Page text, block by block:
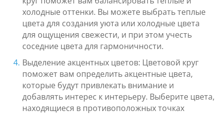
холодные оттенки. Вы можете выбрать теплые
цвета для создания уюта или холодные цвета
для ощущения свежести, и при этом учесть
соседние цвета для гармоничности.
Выделение акцентных цветов: Цветовой круг
поможет вам определить акцентные цвета,
которые будут привлекать внимание и
добавлять интерес к интерьеру. Выберите цвета,
находящиеся в противоположных точках